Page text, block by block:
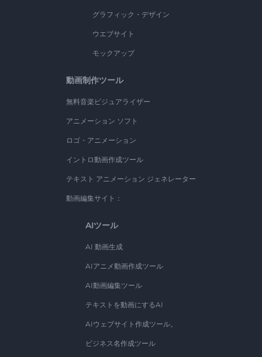
グラフィック・デザイン
ウエブサイト
モックアップ
動画制作ツール
無料音楽ビジュアライザー
アニメーション ソフト
ロゴ・アニメーション
イントロ動画作成ツール
テキスト アニメーション ジェネレーター
動画編集サイト：
AIツール
AI 動画生成
AIアニメ動画作成ツール
AI動画編集ツール
テキストを動画にするAI
AIウェブサイト作成ツール。
ビジネス名作成ツール